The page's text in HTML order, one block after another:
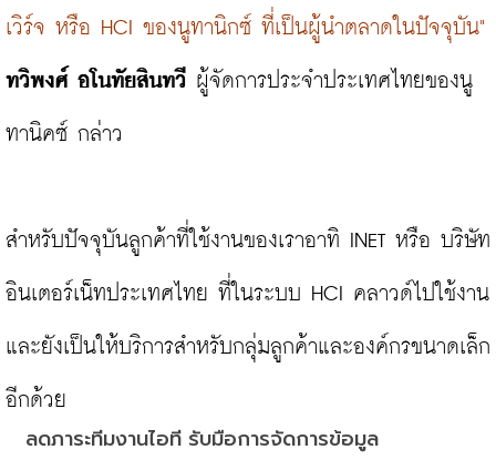
เวิร์จ หรือ HCI ของนูทานิกซ์ ที่เป็นผู้นำตลาดในปัจจุบัน"
ทวิพงศ์ อโนทัยสินทวี ผู้จัดการประจำประเทศไทยของนู
ทานิคซ์ กล่าว
สำหรับปัจจุบันลูกค้าที่ใช้งานของเราอาทิ INET หรือ บริษัท
อินเตอร์เน็ทประเทศไทย ที่ในระบบ HCI คลาวด์ไปใช้งาน
และยังเป็นให้บริการสำหรับกลุ่มลูกค้าและองค์กรขนาดเล็ก
ลดภาระทีมงานไอที รับมือการจัดการข้อมูล